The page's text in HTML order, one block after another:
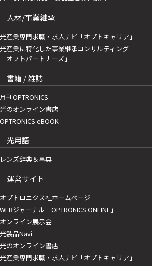
人材/事業継承
光産業専門求職・求人ナビ「オプトキャリア」
光産業に特化した事業継承コンサルティング
「オプトパートナーズ」
書籍 / 雑誌
月刊OPTRONICS
光のオンライン書店
OPTRONICS eBOOK
光用語
レンズ辞典＆事典
運営サイト
オプトロニクス社ホームページ
WEBジャーナル「OPTRONICS ONLINE」
オンライン展示会
光製品Navi
光のオンライン書店
光産業専門求職・求人ナビ「オプトキャリア」